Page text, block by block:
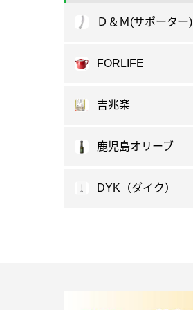
Ｄ＆Ｍ(サポーター)
FORLIFE
吉兆楽
鹿児島オリーブ
DYK（ダイク）